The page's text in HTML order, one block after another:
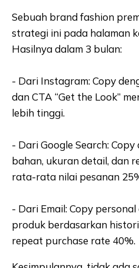
Sebuah brand fashion
strategi ini pada halaman
Hasilnya dalam 3 bulan:
- Dari Instagram: Copy
dan CTA “Get the Look”
lebih tinggi.
- Dari Google Search:
bahan, ukuran detail, dan
rata-rata nilai pesanan
- Dari Email: Copy
produk berdasarkan
repeat purchase rate 40%.